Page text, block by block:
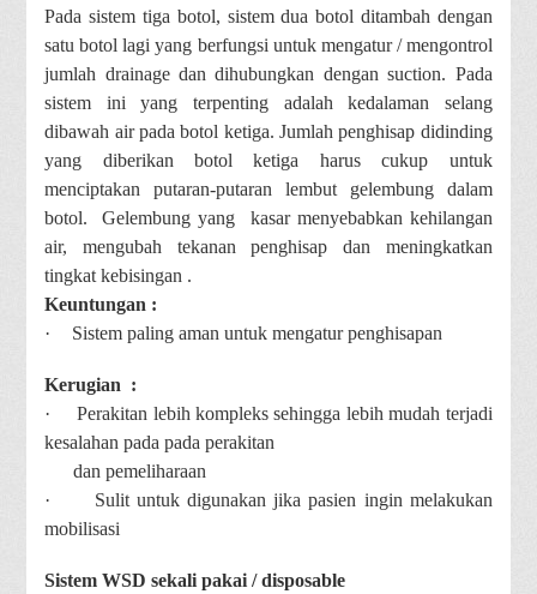
Pada sistem tiga botol, sistem dua botol ditambah dengan
satu botol lagi yang berfungsi untuk mengatur / mengontrol
jumlah drainage dan dihubungkan dengan suction. Pada
sistem ini yang terpenting adalah kedalaman selang
dibawah air pada botol ketiga. Jumlah penghisap didinding
yang diberikan botol ketiga harus cukup untuk
menciptakan putaran-putaran lembut gelembung dalam
botol. Gelembung yang kasar menyebabkan kehilangan
air, mengubah tekanan penghisap dan meningkatkan
tingkat kebisingan .
Keuntungan :
·
Sistem paling aman untuk mengatur penghisapan
Kerugian :
·
Perakitan lebih kompleks sehingga lebih mudah terjadi
kesalahan pada pada perakitan
dan pemeliharaan
·
Sulit untuk digunakan jika pasien ingin melakukan
mobilisasi
Sistem WSD sekali pakai / disposable